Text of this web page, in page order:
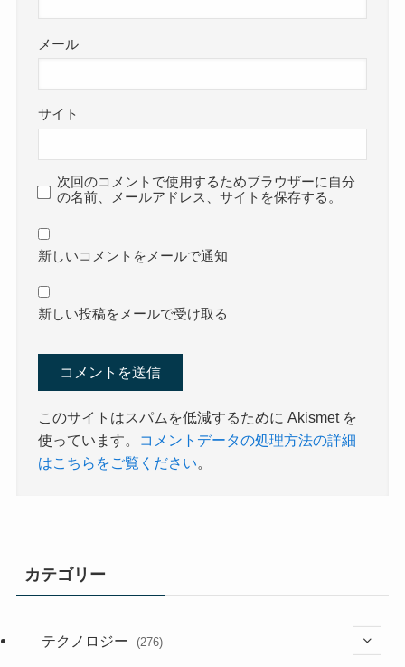
メール
サイト
次回のコメントで使用するためブラウザーに自分
の名前、メールアドレス、サイトを保存する。
新しいコメントをメールで通知
新しい投稿をメールで受け取る
このサイトはスパムを低減するために Akismet を
使っています。
コメントデータの処理方法の詳細
はこちらをご覧ください。
カテゴリー
テクノロジー (276)